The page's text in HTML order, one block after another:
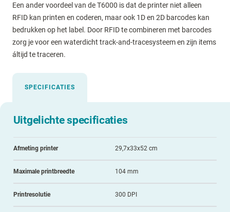
Een ander voordeel van de T6000 is dat de printer niet alleen
RFID kan printen en coderen, maar ook 1D en 2D barcodes kan
bedrukken op het label. Door RFID te combineren met barcodes
zorg je voor een waterdicht track-and-tracesysteem en zijn items
áltijd te traceren.
SPECIFICATIES
Uitgelichte specificaties
Afmeting printer 29,7x33x52 cm
Maximale printbreedte 104 mm
Printresolutie 300 DPI